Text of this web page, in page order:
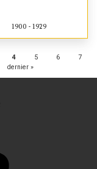
1900 - 1929
4 5 6
7
dernier »